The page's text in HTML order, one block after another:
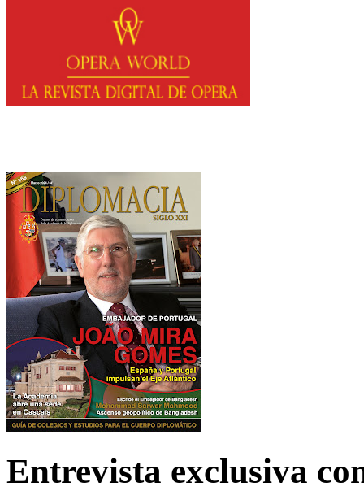
Entrevista exclusiva